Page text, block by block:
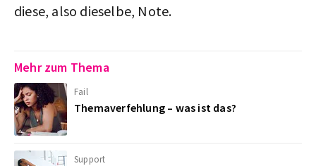
diese, also dieselbe, Note.
Mehr zum Thema
Fail
Themaverfehlung – was ist das?
Support